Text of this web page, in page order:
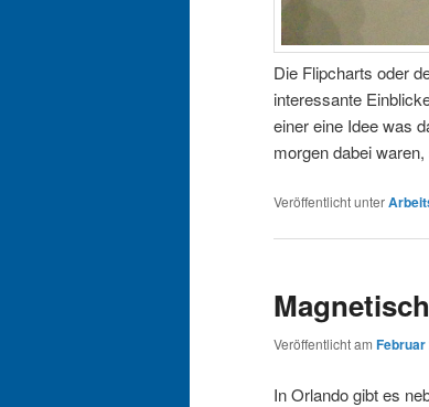
Die Flipcharts oder
interessante
einer eine Idee was
morgen dabei
Veröffentlicht unter
Veröffentlicht am Februar
In Orlando gibt es